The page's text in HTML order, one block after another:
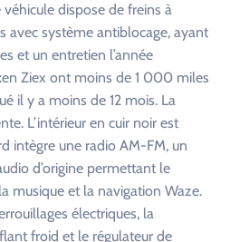
dispose de freins à
avec système antiblocage, ayant
et un entretien l’année
Ziex ont moins de 1 000 miles
il y a moins de 12 mois. La
L’intérieur en cuir noir est
intègre une radio AM-FM, un
d’origine permettant le
musique et la navigation Waze.
électriques, la
froid et le régulateur de